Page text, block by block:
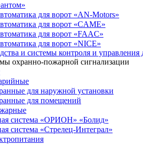
для ворот «AN-Motors»
для ворот «CAME»
для ворот «FAAC»
для ворот «NICE»
и системы контроля и управления
охранно-пожарной сигнализации
для наружной установки
для помещений
система «ОРИОН» «Болид»
система «Стрелец-Интеграл»